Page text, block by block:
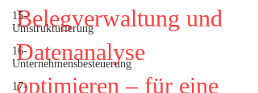
15-
Umstrukturierung
16-
Unternehmensbesteuerung
17-
Belegverwaltung und
Datenanalyse
optimieren – für eine